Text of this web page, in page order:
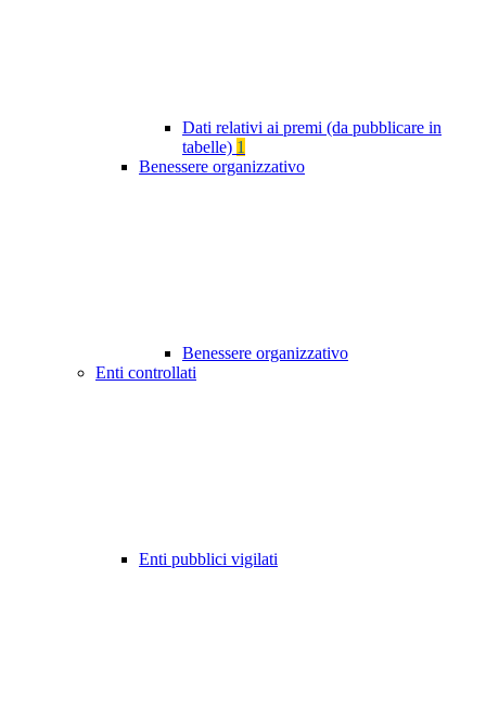
Dati relativi ai premi (da pubblicare in
tabelle) 1
Benessere organizzativo
Benessere organizzativo
Enti controllati
Enti pubblici vigilati